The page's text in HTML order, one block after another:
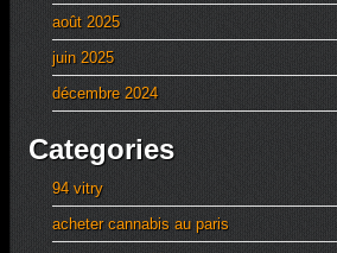
août 2025
juin 2025
décembre 2024
Categories
94 vitry
acheter cannabis au paris